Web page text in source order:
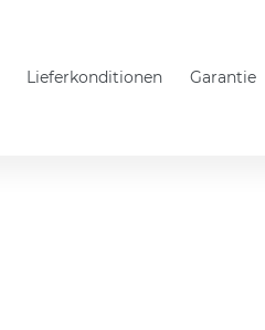
Lieferkonditionen Garantie